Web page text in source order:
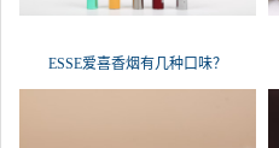
ESSE爱喜香烟有几种口味？